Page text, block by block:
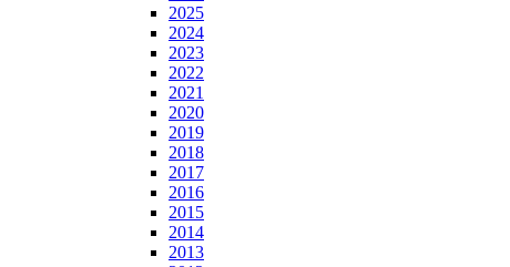
2025
2024
2023
2022
2021
2020
2019
2018
2017
2016
2015
2014
2013